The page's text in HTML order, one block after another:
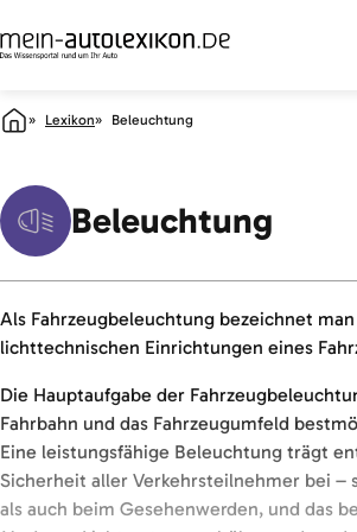
Lexikon Beleuchtung
Beleuchtung
Als Fahrzeugbeleuchtung bezeichnet
lichttechnischen Einrichtungen eines
Die Hauptaufgabe der
Fahrbahn und das Fahrzeugumfeld
Eine leistungsfähige Beleuchtung trägt
Sicherheit aller Verkehrsteilnehmer bei –
als auch beim Gesehenwerden, und das